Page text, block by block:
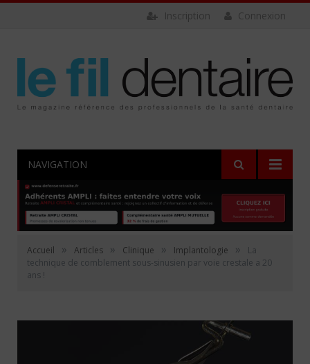
Connexion
Inscription
NAVIGATION
Accueil » Articles » Clinique » Implantologie »
La
technique de comblement sous-sinusien par voie crestale a 20
ans !